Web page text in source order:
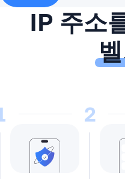
IP 주소
2